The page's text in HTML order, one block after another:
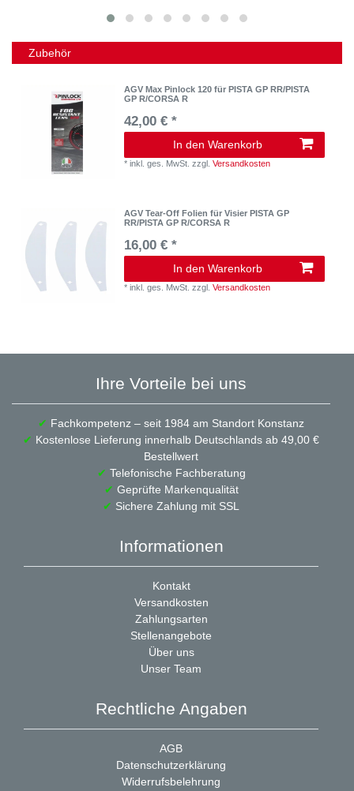
Zubehör
AGV Max Pinlock 120 für PISTA GP RR/PISTA
GP R/CORSA R
42,00 € *
In den Warenkorb
*inkl. ges. MwSt. zzgl.Versandkosten
AGV Tear-Off Folien für Visier PISTA GP
RR/PISTA GP R/CORSA R
16,00 € *
In den Warenkorb
*inkl. ges. MwSt. zzgl.Versandkosten
Ihre Vorteile bei uns
✔ Fachkompetenz – seit 1984 am Standort Konstanz
✔ Kostenlose Lieferung innerhalb Deutschlands ab 49,00 €
Bestellwert
✔ Telefonische Fachberatung
✔ Geprüfte Markenqualität
✔ Sichere Zahlung mit SSL
Informationen
Kontakt
Versandkosten
Zahlungsarten
Stellenangebote
Über uns
Unser Team
Rechtliche Angaben
AGB
Datenschutzerklärung
Widerrufsbelehrung